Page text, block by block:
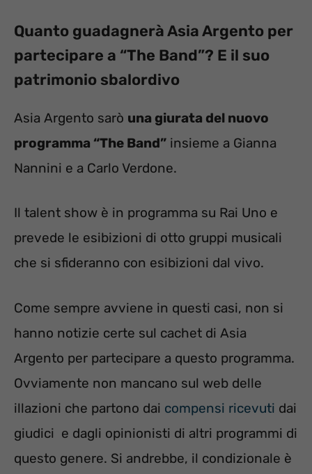
Quanto guadagnerà Asia Argento per
partecipare a “The Band”? E il suo
patrimonio sbalordivo
Asia Argento sarò una giurata del nuovo
programma “The Band” insieme a Gianna
Nannini e a Carlo Verdone.
Il talent show è in programma su Rai Uno e
prevede le esibizioni di otto gruppi musicali
che si sfideranno con esibizioni dal vivo.
Come sempre avviene in questi casi, non si
hanno notizie certe sul cachet di Asia
Argento per partecipare a questo programma.
Ovviamente non mancano sul web delle
illazioni che partono dai compensi ricevuti dai
giudici e dagli opinionisti di altri programmi di
questo genere. Si andrebbe, il condizionale è